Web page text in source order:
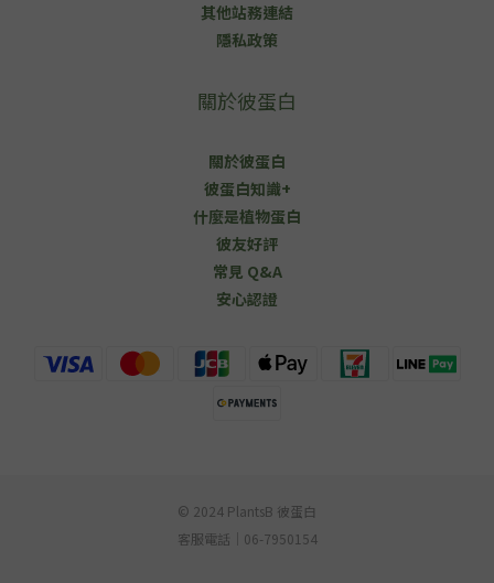
其他站務連結
隱私政策
關於彼蛋白
關於彼蛋白
彼蛋白知識+
什麼是植物蛋白
彼友好評
常見 Q&A
安心認證
© 2024 PlantsB 彼蛋白
客服電話｜06-7950154